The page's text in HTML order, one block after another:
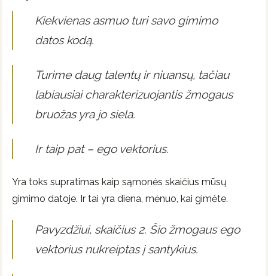
Kiekvienas asmuo turi savo gimimo
datos kodą.
Turime daug talentų ir niuansų, tačiau
labiausiai charakterizuojantis žmogaus
bruožas yra jo siela.
Ir taip pat – ego vektorius.
Yra toks supratimas kaip sąmonės skaičius mūsų
gimimo datoje. Ir tai yra diena, mėnuo, kai gimėte.
Pavyzdžiui, skaičius 2. Šio žmogaus ego
vektorius nukreiptas į santykius.